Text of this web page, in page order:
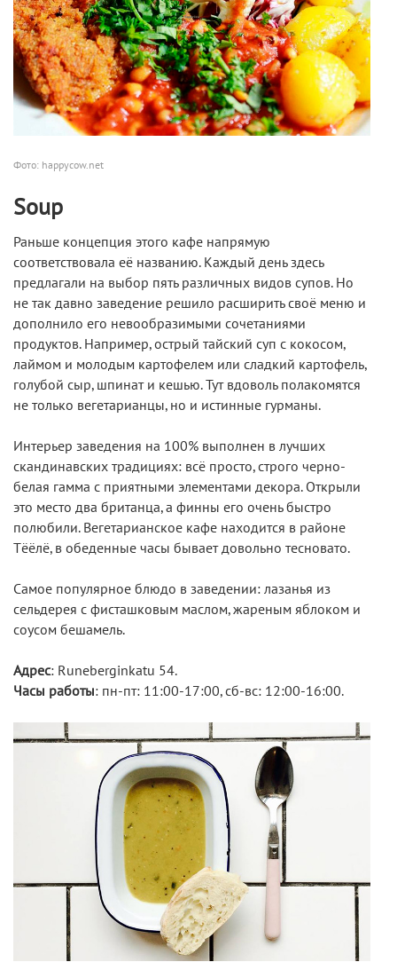
Фото: happycow.net
Soup
Раньше концепция этого кафе напрямую
соответствовала её названию. Каждый день здесь
предлагали на выбор пять различных видов супов. Но
не так давно заведение решило расширить своё меню и
дополнило его невообразимыми сочетаниями
продуктов. Например, острый тайский суп с кокосом,
лаймом и молодым картофелем или сладкий картофель,
голубой сыр, шпинат и кешью. Тут вдоволь полакомятся
не только вегетарианцы, но и истинные гурманы.
Интерьер заведения на 100% выполнен в лучших
скандинавских традициях: всё просто, строго черно-
белая гамма с приятными элементами декора. Открыли
это место два британца, а финны его очень быстро
полюбили. Вегетарианское кафе находится в районе
Tёёлё, в обеденные часы бывает довольно тесновато.
Самое популярное блюдо в заведении: лазанья из
сельдерея с фисташковым маслом, жареным яблоком и
соусом бешамель.
Адрес: Runeberginkatu 54.
Часы работы: пн-пт: 11:00-17:00, сб-вс: 12:00-16:00.